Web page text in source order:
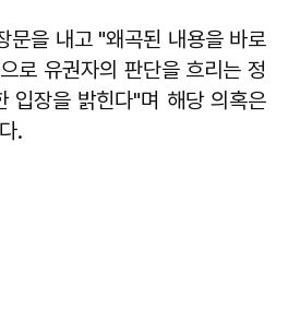
문을 내고 "왜곡된 내용을 바로
로 유권자의 판단을 흐리는 정
입장을 밝힌다"며 해당 의혹은
.